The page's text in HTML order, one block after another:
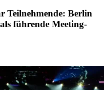
Teilnehmende: Berlin
führende Meeting-